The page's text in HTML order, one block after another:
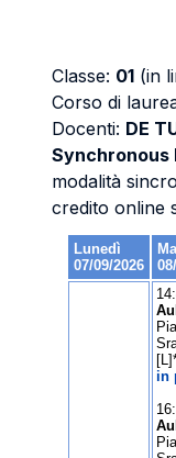
Classe: 01 (in
Corso di
Docenti: DE
Synchronous
modalità
credito online